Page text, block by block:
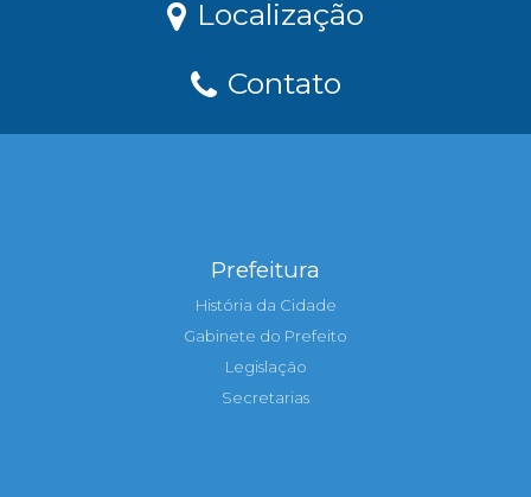
Localização
Contato
Prefeitura
História da Cidade
Gabinete do Prefeito
Legislação
Secretarias